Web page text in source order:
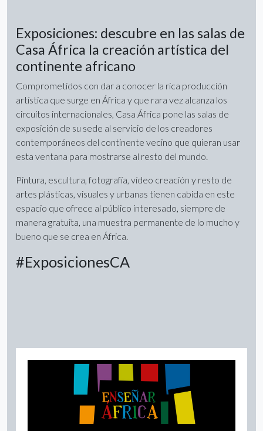
Exposiciones: descubre en las salas de
Casa África la creación artística del
continente africano
Comprometidos con dar a conocer la rica producción
artística que surge en África y que rara vez alcanza los
circuitos internacionales, Casa África pone las salas de
exposición de su sede al servicio de los creadores
contemporáneos del continente vecino que quieran usar
esta ventana para mostrarse al resto del mundo.
Pintura, escultura, fotografía, vídeo creación y resto de
artes plásticas, visuales y urbanas tienen cabida en este
espacio que ofrece al público interesado, siempre de
manera gratuita, una muestra permanente de lo mucho y
bueno que se crea en África.
#ExposicionesCA